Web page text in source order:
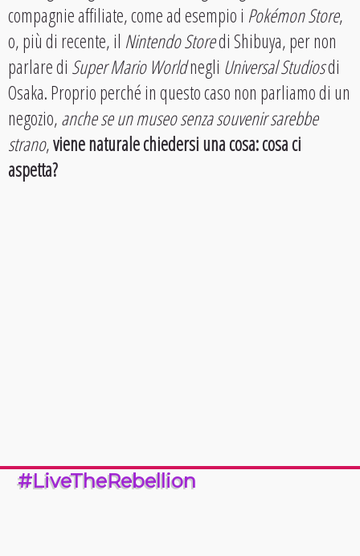
compagnie affiliate, come ad esempio i Pokémon Store,
o, più di recente, il Nintendo Storedi Shibuya, per non
parlare di Super Mario Worldnegli Universal Studiosdi
Osaka. Proprio perché in questo caso non parliamo di un
negozio,anche se un museo senza souvenir sarebbe
strano,viene naturale chiedersi una cosa: cosa ci
aspetta?
#LiveTheRebellion